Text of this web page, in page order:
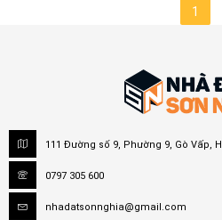
1
111 Đường số 9, Phường 9, Gò Vấp,
0797 305 600
nhadatsonnghia@gmail.com